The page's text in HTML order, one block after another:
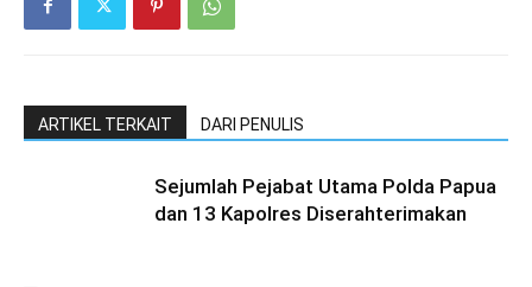
ARTIKEL TERKAIT DARI PENULIS
Sejumlah Pejabat Utama Polda Papua
dan 13 Kapolres Diserahterimakan